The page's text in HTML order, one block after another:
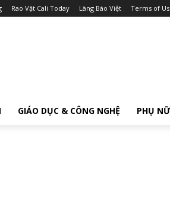
Rao Vặt Cali Today Làng Báo Việt Terms of
GIÁO DỤC & CÔNG NGHỆ PHỤ NỮ